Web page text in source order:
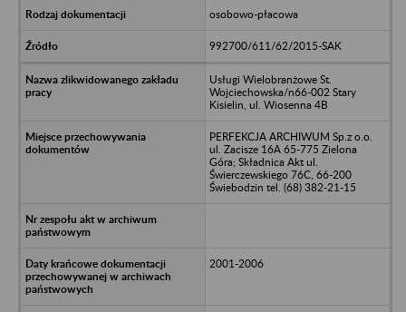
osobowo-płacowa
992700/611/62/2015-SAK
Usługi Wielobranżowe St.
Wojciechowska/n66-002 Stary
Kisielin, ul. Wiosenna 4B
PERFEKCJA ARCHIWUM Sp.z o.o.
ul. Zacisze 16A 65-775 Zielona
Góra; Składnica Akt ul.
Świerczewskiego 76C, 66-200
Świebodzin tel. (68) 382-21-15
2001-2006